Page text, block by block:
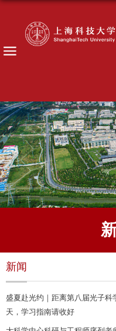
新闻
盛夏赴光约｜距离第八届光子科
天，学习指南请收好